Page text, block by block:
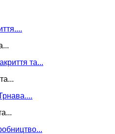
та...